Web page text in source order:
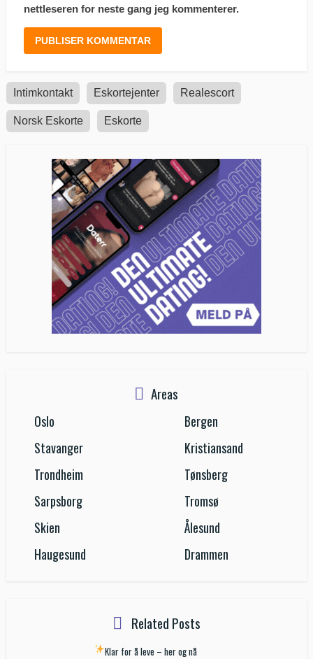
nettleseren for neste gang jeg kommenterer.
Intimkontakt Eskortejenter Realescort
Norsk Eskorte Eskorte
Areas
Oslo
Bergen
Stavanger
Kristiansand
Trondheim
Tønsberg
Sarpsborg
Tromsø
Skien
Ålesund
Haugesund
Drammen
Related Posts
Klar for å leve – her og nå